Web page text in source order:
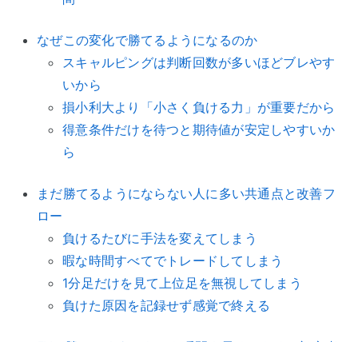
なぜこの変化で勝てるようになるのか
スキャルピングは判断回数が多いほどブレやす
いから
損小利大より「小さく負ける力」が重要だから
得意条件だけを待つと期待値が安定しやすいか
ら
まだ勝てるようにならない人に多い共通点と改善フ
ロー
負けるたびに手法を変えてしまう
暇な時間すべてでトレードしてしまう
1分足だけを見て上位足を無視してしまう
負けた原因を記録せず感覚で終える